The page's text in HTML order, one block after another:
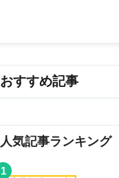
おすすめ記事
人気記事ランキング
1